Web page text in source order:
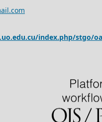
index.php/stgo/